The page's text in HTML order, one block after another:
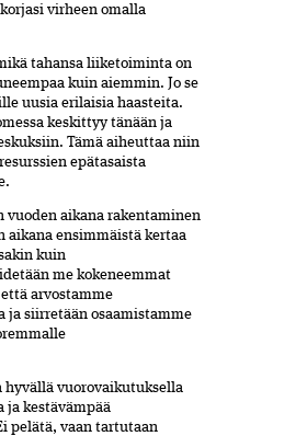
virheen omalla
tahansa liiketoiminta on
kuin aiemmin. Jo se
uusia erilaisia haasteita.
keskittyy tänään ja
Tämä aiheuttaa niin
epätasaista
vuoden aikana rakentaminen
aikana ensimmäistä kertaa
kuin
me kokeneemmat
arvostamme
ja siirretään osaamistamme
hyvällä vuorovaikutuksella
ja kestävämpää
pelätä, vaan tartutaan